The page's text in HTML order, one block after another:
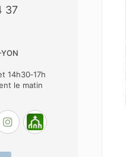
37
14h30‑17h
le matin